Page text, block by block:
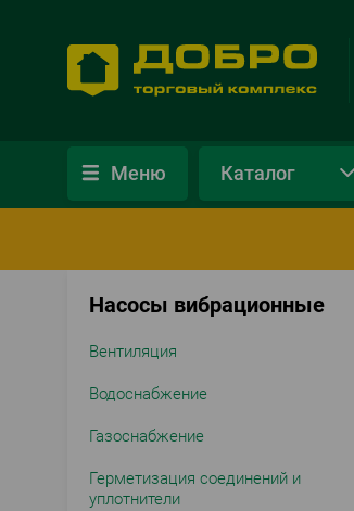
Меню Каталог
Насосы вибрационные
Вентиляция
Водоснабжение
Газоснабжение
Герметизация соединений и
уплотнители